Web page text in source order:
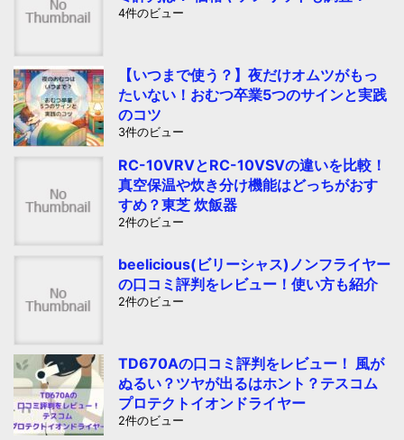
4件のビュー
【いつまで使う？】夜だけオムツがもっ
たいない！おむつ卒業5つのサインと実践
のコツ
3件のビュー
RC-10VRVとRC-10VSVの違いを比較！
真空保温や炊き分け機能はどっちがおす
すめ？東芝 炊飯器
2件のビュー
beelicious(ビリーシャス)ノンフライヤー
の口コミ評判をレビュー！使い方も紹介
2件のビュー
TD670Aの口コミ評判をレビュー！ 風が
ぬるい？ツヤが出るはホント？テスコム
プロテクトイオンドライヤー
2件のビュー